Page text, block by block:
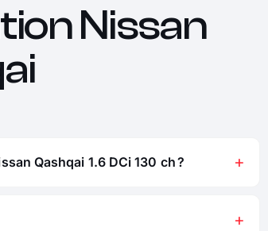
Nissan
Qashqai 1.6 DCi 130 ch ?